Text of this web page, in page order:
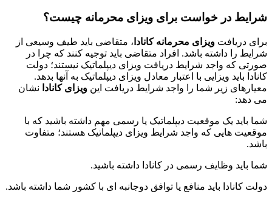
شرایط در خواست برای ویزای محرمانه چیست؟
برای دریافت ویزای محرمانه کانادا ، متقاضی باید طیف وسیعی از
شرایط را داشته باشد. افراد متقاضی باید توجیه کنند که چرا در
صورتی که واجد شرایط دریافت ویزای دیپلماتیک نیستند؛ دولت
کانادا باید ویزایی با اعتبار معادل ویزای دیپلماتیک به آنها بدهد.
معیارهای زیر شما را واجد شرایط دریافت این ویزای کانادا نشان
می دهد:
شما باید یک موقعیت دیپلماتیک یا رسمی مهم داشته باشید که با
موقعیت هایی که واجد شرایط ویزای دیپلماتیک هستند؛ متفاوت
باشد.
شما باید وظایف رسمی در کانادا داشته باشید.
دولت کانادا باید منافع یا توافق دوجانبه ای با کشور شما داشته باشد.